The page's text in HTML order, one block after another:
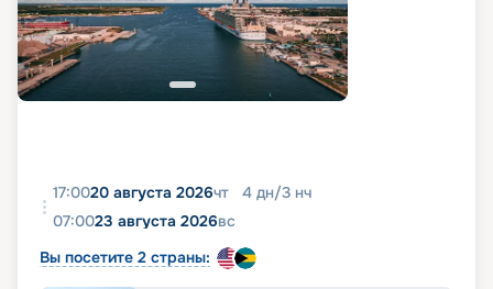
17:0020 августа 2026чт 4 дн/3 нч
07:0023 августа 2026вс
Вы посетите 2 страны: